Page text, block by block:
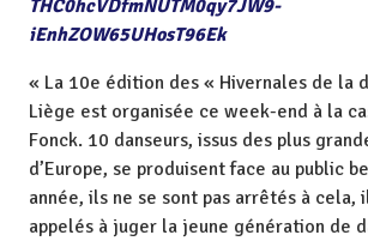
THC0hcVDfmNUTM0qy7JW9-
iEnhZOW65UHosT96Ek
« La 10e édition des « Hivernales de la
Liège est organisée ce week-end à la
Fonck. 10 danseurs, issus des plus
d’Europe, se produisent face au public
année, ils ne se sont pas arrêtés à cela,
appelés à juger la jeune génération de